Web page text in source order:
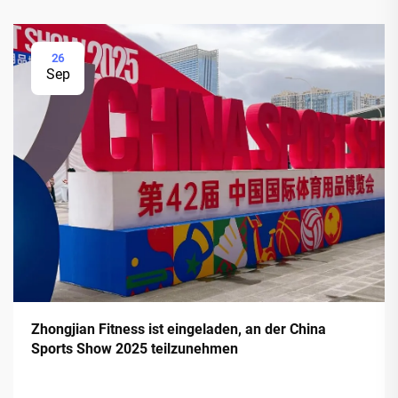
26
Sep
Zhongjian Fitness ist eingeladen, an der China
Sports Show 2025 teilzunehmen